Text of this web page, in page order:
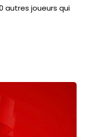
autres joueurs qui